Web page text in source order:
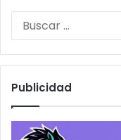
Publicidad